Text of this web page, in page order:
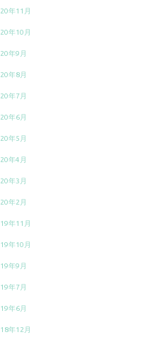
年11月
年10月
年9月
年8月
年7月
年6月
年5月
年4月
年3月
年2月
年11月
年10月
年9月
年7月
年6月
年12月